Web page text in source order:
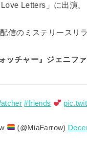
Letters」に出演。
信のミステリースリ
ッチャー』ジェニフ
#friends
(@MiaFarrow)